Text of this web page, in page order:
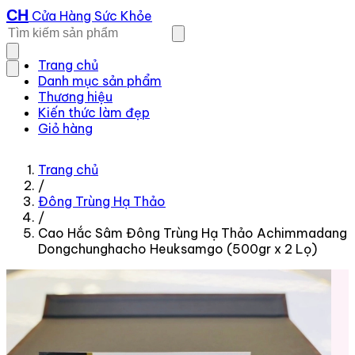
CH Cửa Hàng Sức Khỏe
Trang chủ
Danh mục sản phẩm
Thương hiệu
Kiến thức làm đẹp
Giỏ hàng
Trang chủ
/
Đông Trùng Hạ Thảo
/
Cao Hắc Sâm Đông Trùng Hạ Thảo Achimmadang
Dongchunghacho Heuksamgo (500gr x 2 Lọ)